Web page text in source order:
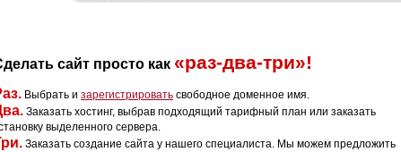
сайт просто как «раз-два-три»!
Выбрать и зарегистрировать свободное доменное имя.
Заказать хостинг, выбрав подходящий тарифный план или заказать
выделенного сервера.
Заказать создание сайта у нашего специалиста. Мы можем предложить